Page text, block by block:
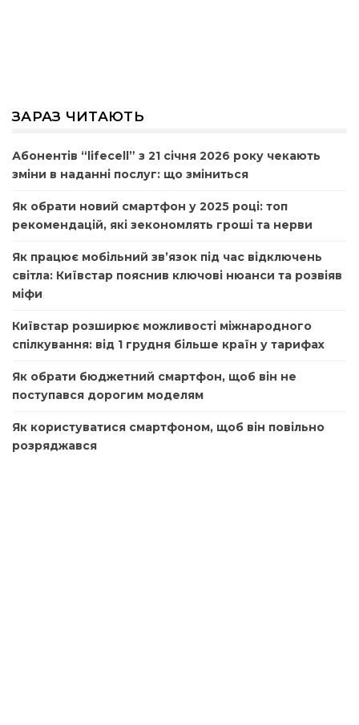
ЗАРАЗ ЧИТАЮТЬ
Абонентів “lifecell” з 21 січня 2026 року чекають
зміни в наданні послуг: що зміниться
Як обрати новий смартфон у 2025 році: топ
рекомендацій, які зекономлять гроші та нерви
Як працює мобільний зв’язок під час відключень
світла: Київстар пояснив ключові нюанси та розвіяв
міфи
Київстар розширює можливості міжнародного
спілкування: від 1 грудня більше країн у тарифах
Як обрати бюджетний смартфон, щоб він не
поступався дорогим моделям
Як користуватися смартфоном, щоб він повільно
розряджався